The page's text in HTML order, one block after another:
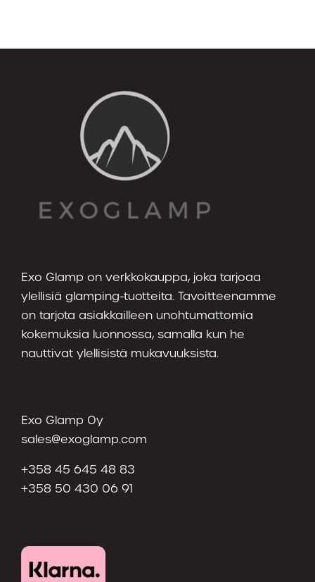
Exo Glamp on verkkokauppa, joka tarjoaa
ylellisiä glamping-tuotteita. Tavoitteenamme
on tarjota asiakkailleen unohtumattomia
kokemuksia luonnossa, samalla kun he
nauttivat ylellisistä mukavuuksista.
Exo Glamp Oy
sales@exoglamp.com
+358 45 645 48 83
+358 50 430 06 91